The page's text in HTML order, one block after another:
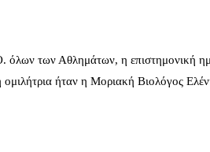
όλων των Αθλημάτων, η επιστημονική
ήταν η Μοριακή Βιολόγος